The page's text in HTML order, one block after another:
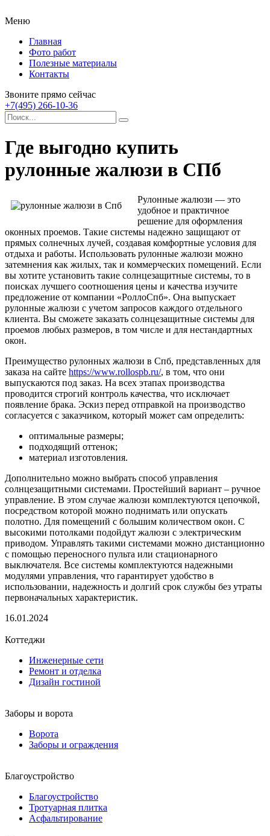
Меню
Главная
Фото работ
Полезные материалы
Контакты
Звоните прямо сейчас
+7(495) 266-10-36
Где выгодно купить
рулонные жалюзи в СПб
Рулонные жалюзи — это
удобное и практичное
решение для оформления
оконных проемов. Такие системы надежно защищают от
прямых солнечных лучей, создавая комфортные условия для
отдыха и работы. Использовать рулонные жалюзи можно
затемнения как жилых, так и коммерческих помещений. Если
вы хотите установить такие солнцезащитные системы, то в
поисках лучшего соотношения цены и качества изучите
предложение от компании «РоллоСпб». Она выпускает
рулонные жалюзи с учетом запросов каждого отдельного
клиента. Вы сможете заказать солнцезащитные системы для
проемов любых размеров, в том числе и для нестандартных
окон.
Преимущество рулонных жалюзи в Спб, представленных для
заказа на сайте https://www.rollospb.ru/, в том, что они
выпускаются под заказ. На всех этапах производства
проводится строгий контроль качества, что исключает
появление брака. Эскиз перед отправкой на производство
согласуется с заказчиком, который может сам определить:
оптимальные размеры;
подходящий оттенок;
материал изготовления.
Дополнительно можно выбрать способ управления
солнцезащитными системами. Простейший вариант – ручное
управление. В этом случае жалюзи комплектуются цепочкой,
посредством которой можно поднимать или опускать
полотно. Для помещений с большим количеством окон. С
высокими потолками подойдут жалюзи с электрическим
приводом. Управлять такими системами можно дистанционно
с помощью переносного пульта или стационарного
выключателя. Все системы комплектуются надежными
модулями управления, что гарантирует удобство в
использовании, надежность и долгий срок службы без утраты
первоначальных характеристик.
16.01.2024
Коттеджи
Инженерные сети
Ремонт и отделка
Дизайн гостиной
Заборы и ворота
Ворота
Заборы и ограждения
Благоустройство
Благоустройство
Тротуарная плитка
Асфальтирование